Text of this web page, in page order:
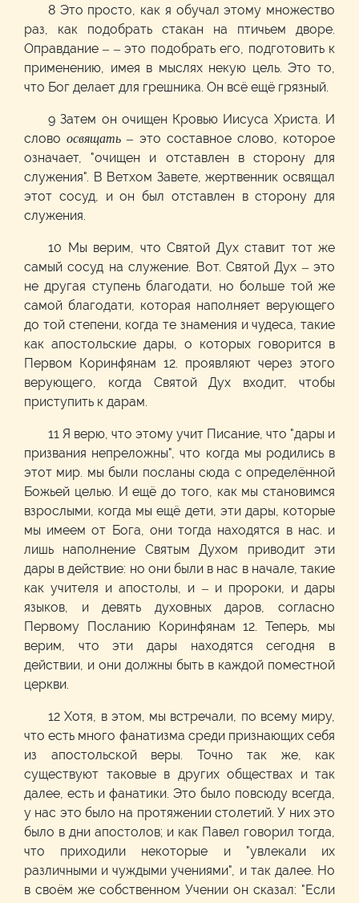
8 Это просто, как я обучал этому множество
раз, как подобрать стакан на птичьем дворе.
Оправдание – – это подобрать его, подготовить к
применению, имея в мыслях некую цель. Это то,
что Бог делает для грешника. Он всё ещё грязный.
9 Затем он очищен Кровью Иисуса Христа. И
словоосвящать – это составное слово, которое
означает, "очищен и отставлен в сторону для
служения". В Ветхом Завете, жертвенник освящал
этот сосуд, и он был отставлен в сторону для
служения.
10 Мы верим, что Святой Дух ставит тот же
самый сосуд на служение. Вот. Святой Дух – это
не другая ступень благодати, но больше той же
самой благодати, которая наполняет верующего
до той степени, когда те знамения и чудеса, такие
как апостольские дары, о которых говорится в
Первом Коринфянам 12. проявляют через этого
верующего, когда Святой Дух входит, чтобы
приступить к дарам.
11 Я верю, что этому учит Писание, что "дары и
призвания непреложны", что когда мы родились в
этот мир. мы были посланы сюда с определённой
Божьей целью. И ещё до того, как мы становимся
взрослыми, когда мы ещё дети, эти дары, которые
мы имеем от Бога, они тогда находятся в нас. и
лишь наполнение Святым Духом приводит эти
дары в действие: но они были в нас в начале, такие
как учителя и апостолы, и – и пророки, и дары
языков, и девять духовных даров, согласно
Первому Посланию Коринфянам 12. Теперь, мы
верим, что эти дары находятся сегодня в
действии, и они должны быть в каждой поместной
церкви.
12 Хотя, в этом, мы встречали, по всему миру,
что есть много фанатизма среди признающих себя
из апостольской веры. Точно так же, как
существуют таковые в других обществах и так
далее, есть и фанатики. Это было повсюду всегда,
у нас это было на протяжении столетий. У них это
было в дни апостолов; и как Павел говорил тогда,
что приходили некоторые и "увлекали их
различными и чуждыми учениями", и так далее. Но
в своём же собственном Учении он сказал: "Если